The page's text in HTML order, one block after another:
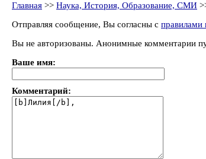
Главная >> Наука, История, Образование, СМИ
Отправляя сообщение, Вы согласны с правилами
Вы не авторизованы. Анонимные комментарии
Ваше имя:
Комментарий: